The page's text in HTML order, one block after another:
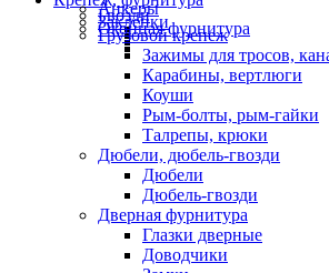
Анкеры
Гвозди
Заклепки
Оконная фурнитура
Грузовой крепеж
Зажимы для тросов,
Карабины, вертлюги
Коуши
Рым-болты, рым-гайки
Талрепы, крюки
Дюбели, дюбель-гвозди
Дюбели
Дюбель-гвозди
Дверная фурнитура
Глазки дверные
Доводчики